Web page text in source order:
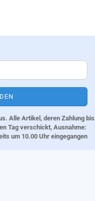
Alle Artikel, deren Zahlung bis
Tag verschickt, Ausnahme:
um 10.00 Uhr eingegangen